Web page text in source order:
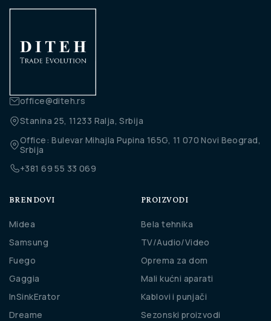
office@diteh.rs
Stanina 25, 11233 Ralja, Srbija
Office: Bulevar Mihajla Pupina 165G, 11 070 Novi Beograd,
Srbija
+381 69 55 33 069
BRENDOVI
Midea
Samsung
Fuego
Gaggia
InSinkErator
Dreame
PROIZVODI
Bela tehnika
TV/Audio/Video
Oprema za dom
Mali kućni aparati
Kablovi i punjači
Sezonski proizvodi